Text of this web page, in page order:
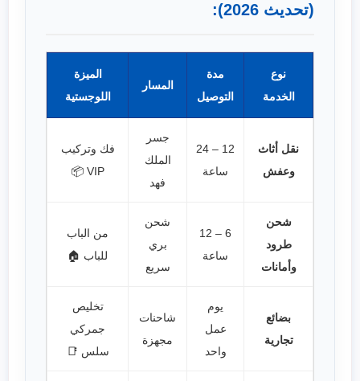
(تحديث 2026):
نوع
الخدمة
مدة
التوصيل
المسار
الميزة
اللوجستية
نقل أثاث
وعفش
12 – 24
ساعة
جسر
الملك
فهد
فك وتركيب
VIP 📦
شحن
طرود
وأمانات
6 – 12
ساعة
شحن
بري
سريع
من الباب
للباب 🏠
بضائع
تجارية
يوم
عمل
واحد
شاحنات
مجهزة
تخليص
جمركي
سلس 📑